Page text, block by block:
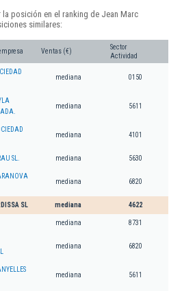
posición en el ranking de Jean Marc
similares:
Ventas (€)
Sector
Actividad
mediana 0150
mediana 5611
mediana 4101
SL. mediana 5630
mediana 6820
SL mediana 4622
mediana 8731
mediana 6820
mediana 5611